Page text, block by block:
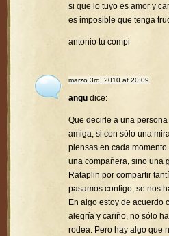
si que lo tuyo es amor y
es imposible que tenga
antonio tu compi
marzo 3rd, 2010 at 20:09
angu dice:
Que decirle a una
amiga, si con sólo una
piensas en cada
una compañera, sino una
Rataplin por compartir
pasamos contigo, se nos
En algo estoy de acuerdo
alegría y cariño, no sólo
rodea. Pero hay algo que